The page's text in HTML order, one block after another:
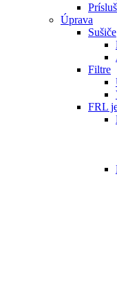
Úprava
Sušiče
Filtre
FRL